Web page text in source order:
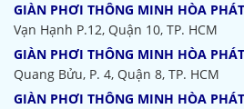
GIÀN PHƠI THÔNG MINH HÒA
Vạn Hạnh P.12, Quận 10, TP. HCM
GIÀN PHƠI THÔNG MINH HÒA
Quang Bửu, P. 4, Quận 8, TP. HCM
GIÀN PHƠI THÔNG MINH HÒA